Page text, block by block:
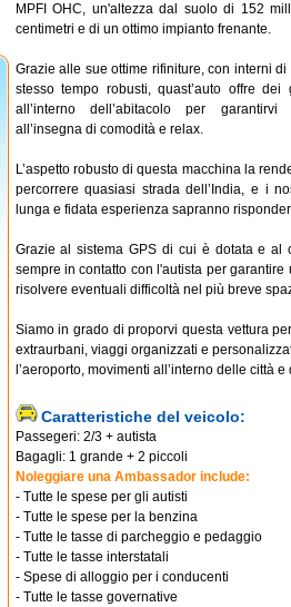
MPFI OHC, un'altezza dal suolo di 152
centimetri e di un ottimo impianto frenante.
Grazie alle sue ottime rifiniture, con interni
stesso tempo robusti, quast’auto offre dei
all’interno dell’abitacolo per
all’insegna di comodità e relax.
L’aspetto robusto di questa macchina la
percorrere quasiasi strada dell’India, e i
lunga e fidata esperienza sapranno
Grazie al sistema GPS di cui è dotata e al
sempre in contatto con l'autista per
risolvere eventuali difficoltà nel più breve
Siamo in grado di proporvi questa vettura
extraurbani, viaggi organizzati e
l’aeroporto, movimenti all’interno delle città
Caratteristiche del veicolo:
Passegeri: 2/3 + autista
Bagagli: 1 grande + 2 piccoli
Noleggiare una Ambassador include:
- Tutte le spese per gli autisti
- Tutte le spese per la benzina
- Tutte le tasse di parcheggio e pedaggio
- Tutte le tasse interstatali
- Spese di alloggio per i conducenti
- Tutte le tasse governative